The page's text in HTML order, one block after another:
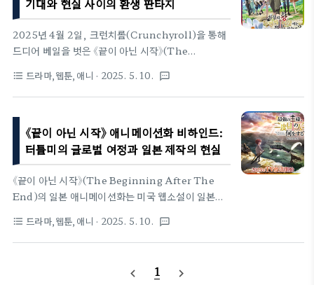
2025년 4월 2일, 크런치롤(Crunchyroll)을 통해
드디어 베일을 벗은 《끝이 아닌 시작》(The
서 독보적인 인기를 자랑한 이 작품은 한국계 미국인
작가 터틀미(TurtleMe)의 손에서 태어났고, 이제
는 일본 애니메이션이라는 새로운 옷을 입고 전 세계
팬들 앞에 섰다. 5월 10일 기준, 벌써 6화까지 공개되
었는데... 팬들의 반응은 과연 뜨거울까, 차가울까?아
서 레윈의 이야기, 다시 태어난 왕전생에서 고독한 왕
이었던 그레이. 그러나 죽음 이후, 그는 새로운 세계
디카센에서 아서 레윈이라는 이름으로 다시 태어난
는 마나를 감지하고 조작하며 차원이 다른 성장의 길
을 걷는다. 그..
format_list_bulleted 드라마,웹툰,애니 · 2025. 5. 10. textsms
《끝이 아닌 시작》 애니메이션화 비하인드:
터틀미의 글로벌 여정과 일본 제작의 현실
《끝이 아닌 시작》(The Beginning After The
End)의 일본 애니메이션화는 미국 웹소설이 일본식
국인 작가 터틀미(본명 이태하)의 작품이 글로벌 콘텐
츠로 확장되는 상징적인 사건입니다. 이 과정은 타파
리고 일본 애니메이션 제작사와의 협업을 통해 이루어
format_list_bulleted 드라마,웹툰,애니 · 2025. 5. 10. textsms
navigate_before 1 navigate_next